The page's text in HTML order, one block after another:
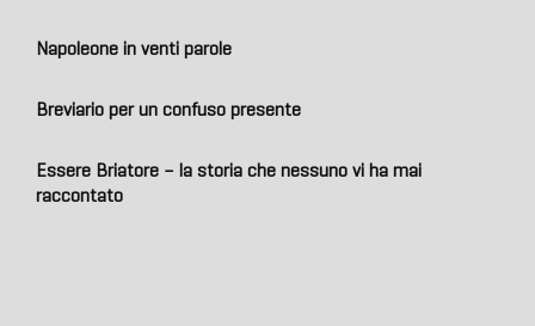
Napoleone in venti parole
Breviario per un confuso presente
Essere Briatore – la storia che nessuno vi ha mai
raccontato